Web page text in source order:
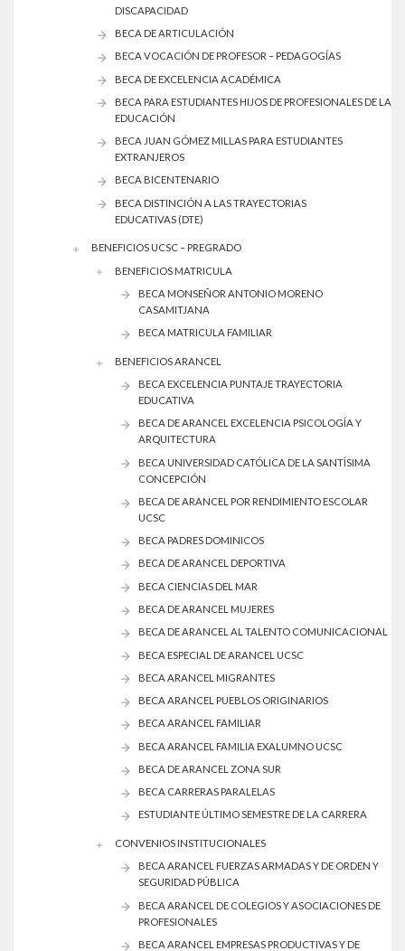
DISCAPACIDAD
BECA DE ARTICULACIÓN
BECA VOCACIÓN DE PROFESOR – PEDAGOGÍAS
BECA DE EXCELENCIA ACADÉMICA
BECA PARA ESTUDIANTES HIJOS DE PROFESIONALES DE LA
EDUCACIÓN
BECA JUAN GÓMEZ MILLAS PARA ESTUDIANTES
EXTRANJEROS
BECA BICENTENARIO
BECA DISTINCIÓN A LAS TRAYECTORIAS
EDUCATIVAS (DTE)
BENEFICIOS UCSC – PREGRADO
BENEFICIOS MATRICULA
BECA MONSEÑOR ANTONIO MORENO
CASAMITJANA
BECA MATRICULA FAMILIAR
BENEFICIOS ARANCEL
BECA EXCELENCIA PUNTAJE TRAYECTORIA
EDUCATIVA
BECA DE ARANCEL EXCELENCIA PSICOLOGÍA Y
ARQUITECTURA
BECA UNIVERSIDAD CATÓLICA DE LA SANTÍSIMA
CONCEPCIÓN
BECA DE ARANCEL POR RENDIMIENTO ESCOLAR
UCSC
BECA PADRES DOMINICOS
BECA DE ARANCEL DEPORTIVA
BECA CIENCIAS DEL MAR
BECA DE ARANCEL MUJERES
BECA DE ARANCEL AL TALENTO COMUNICACIONAL
BECA ESPECIAL DE ARANCEL UCSC
BECA ARANCEL MIGRANTES
BECA ARANCEL PUEBLOS ORIGINARIOS
BECA ARANCEL FAMILIAR
BECA ARANCEL FAMILIA EXALUMNO UCSC
BECA DE ARANCEL ZONA SUR
BECA CARRERAS PARALELAS
ESTUDIANTE ÚLTIMO SEMESTRE DE LA CARRERA
CONVENIOS INSTITUCIONALES
BECA ARANCEL FUERZAS ARMADAS Y DE ORDEN Y
SEGURIDAD PÚBLICA
BECA ARANCEL DE COLEGIOS Y ASOCIACIONES DE
PROFESIONALES
BECA ARANCEL EMPRESAS PRODUCTIVAS Y DE